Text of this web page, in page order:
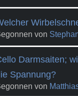
von
Darmsaiten;
Spannung?
von